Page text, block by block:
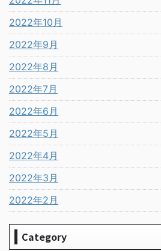
2022年10月
2022年9月
2022年8月
2022年7月
2022年6月
2022年5月
2022年4月
2022年3月
2022年2月
Category